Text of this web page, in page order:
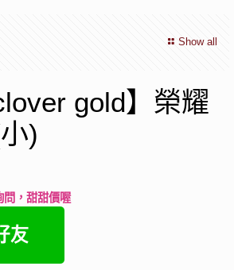
Show all
gold】榮耀
)
，甜甜價喔